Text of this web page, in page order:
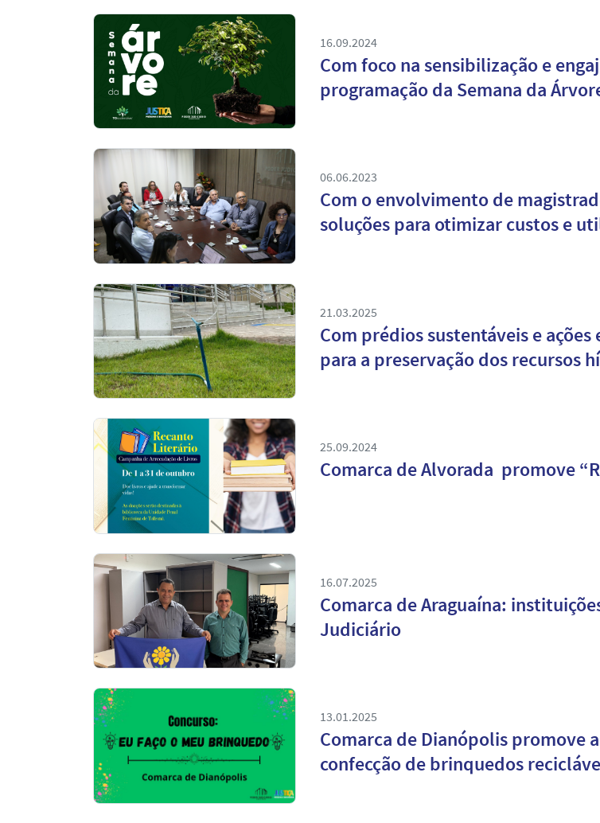
16.09.2024
Com foco na sensibilização e
programação da Semana da
06.06.2023
Com o envolvimento de
soluções para otimizar custos e
21.03.2025
Com prédios sustentáveis e
para a preservação dos recursos
25.09.2024
Comarca de Alvorada promove
16.07.2025
Comarca de Araguaína:
Judiciário
13.01.2025
Comarca de Dianópolis promove
confecção de brinquedos